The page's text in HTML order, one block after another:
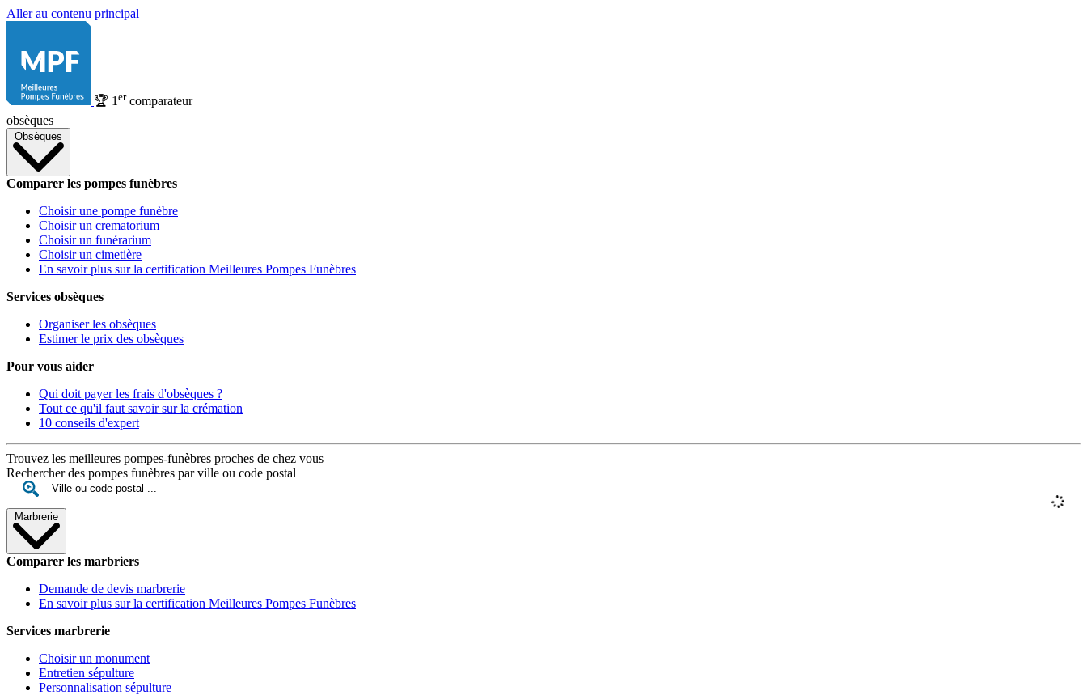
Aller au contenu principal
🏆 1 ercomparateur
obsèques
Obsèques
Comparer les pompes funèbres
Choisir une pompe funèbre
Choisir un crematorium
Choisir un funérarium
Choisir un cimetière
En savoir plus sur la certification Meilleures Pompes Funèbres
Services obsèques
Organiser les obsèques
Estimer le prix des obsèques
Pour vous aider
Qui doit payer les frais d'obsèques ?
Tout ce qu'il faut savoir sur la crémation
10 conseils d'expert
Trouvez les meilleures pompes-funèbres proches de chez vous
Rechercher des pompes funèbres par ville ou code postal
Marbrerie
Comparer les marbriers
Demande de devis marbrerie
En savoir plus sur la certification Meilleures Pompes Funèbres
Services marbrerie
Choisir un monument
Entretien sépulture
Personnalisation sépulture